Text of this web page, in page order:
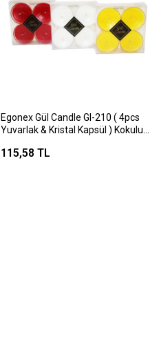
Egonex Gül Candle Gl-210 ( 4pcs
Yuvarlak & Kristal Kapsül ) Kokulu
115,58 TL